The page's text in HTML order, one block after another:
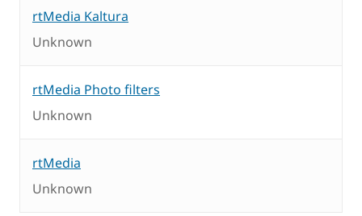
rtMedia Kaltura
Unknown
rtMedia Photo filters
Unknown
rtMedia
Unknown